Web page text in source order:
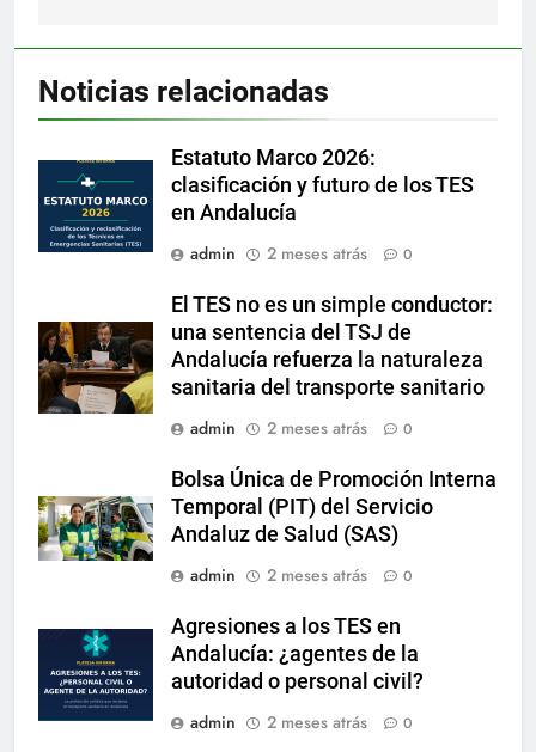
Noticias relacionadas
Estatuto Marco 2026:
clasificación y futuro de los TES
en Andalucía
admin
2 meses atrás 0
El TES no es un simple conductor:
una sentencia del TSJ de
Andalucía refuerza la naturaleza
sanitaria del transporte sanitario
admin
2 meses atrás 0
Bolsa Única de Promoción Interna
Temporal (PIT) del Servicio
Andaluz de Salud (SAS)
admin
2 meses atrás 0
Agresiones a los TES en
Andalucía: ¿agentes de la
autoridad o personal civil?
admin
2 meses atrás 0